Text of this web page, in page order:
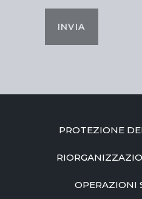
INVIA
PROTEZIONE
OPERAZIONI